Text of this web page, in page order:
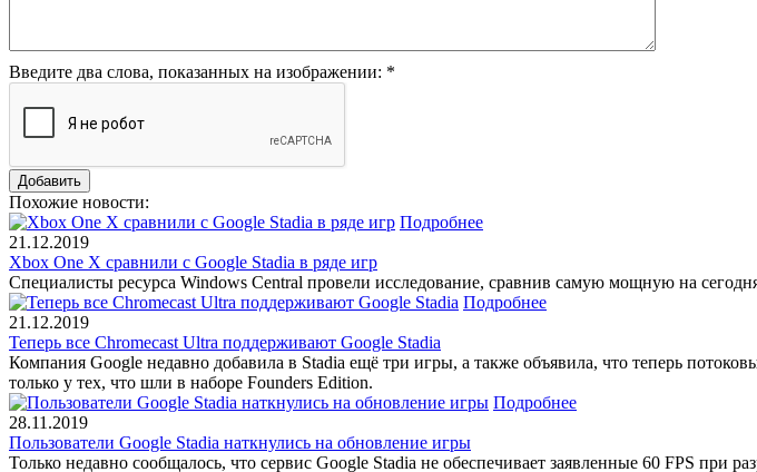
Введите два слова, показанных на изображении: *
Похожие новости:
Подробнее
21.12.2019
Xbox One X сравнили с Google Stadia в ряде игр
Специалисты ресурса Windows Central провели исследование, сравнив самую мощную на
Подробнее
21.12.2019
Теперь все Chromecast Ultra поддерживают Google Stadia
Компания Google недавно добавила в Stadia ещё три игры, а также объявила, что теперь
только у тех, что шли в наборе Founders Edition.
Подробнее
28.11.2019
Пользователи Google Stadia наткнулись на обновление игры
Только недавно сообщалось, что сервис Google Stadia не обеспечивает заявленные 60 FPS при